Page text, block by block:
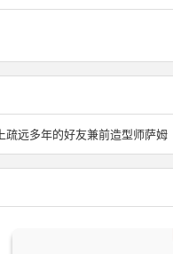
疏远多年的好友兼前造型师萨姆